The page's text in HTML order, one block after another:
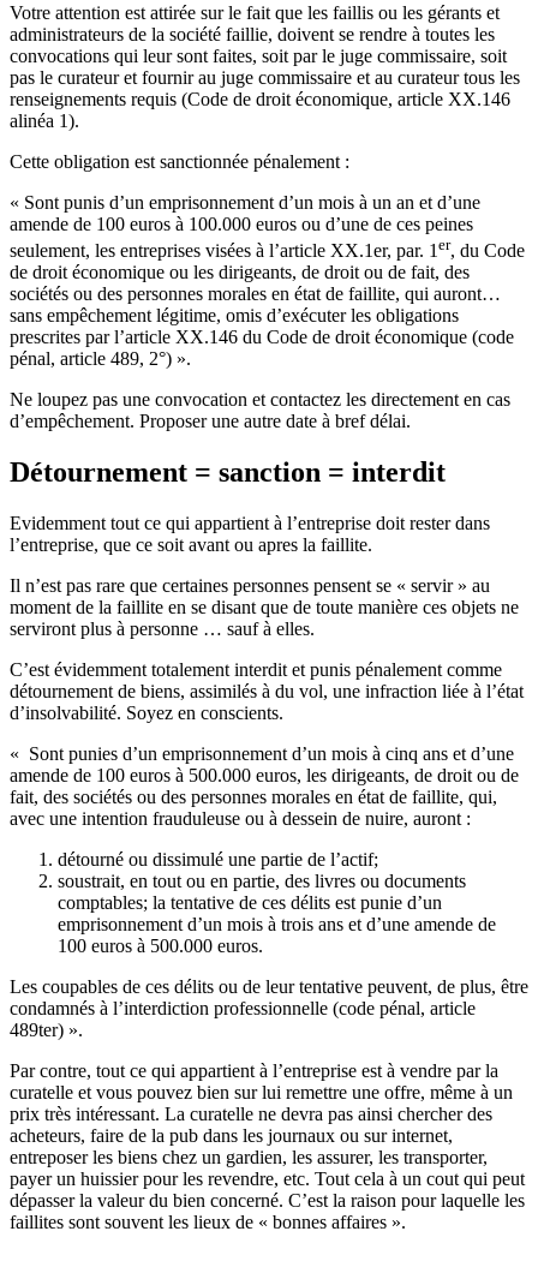
Votre attention est attirée sur le fait que les faillis ou les gérants et
administrateurs de la société faillie, doivent se rendre à toutes les
convocations qui leur sont faites, soit par le juge commissaire, soit
pas le curateur et fournir au juge commissaire et au curateur tous les
renseignements requis (Code de droit économique, article XX.146
alinéa 1).
Cette obligation est sanctionnée pénalement :
« Sont punis d’un emprisonnement d’un mois à un an et d’une
amende de 100 euros à 100.000 euros ou d’une de ces peines
seulement, les entreprises visées à l’article XX.1er, par. 1 er, du Code
de droit économique ou les dirigeants, de droit ou de fait, des
sociétés ou des personnes morales en état de faillite, qui auront…
sans empêchement légitime, omis d’exécuter les obligations
prescrites par l’article XX.146 du Code de droit économique (code
pénal, article 489, 2°) ».
Ne loupez pas une convocation et contactez les directement en cas
d’empêchement. Proposer une autre date à bref délai.
Détournement = sanction = interdit
Evidemment tout ce qui appartient à l’entreprise doit rester dans
l’entreprise, que ce soit avant ou apres la faillite.
Il n’est pas rare que certaines personnes pensent se « servir » au
moment de la faillite en se disant que de toute manière ces objets ne
serviront plus à personne … sauf à elles.
C’est évidemment totalement interdit et punis pénalement comme
détournement de biens, assimilés à du vol, une infraction liée à l’état
d’insolvabilité. Soyez en conscients.
« Sont punies d’un emprisonnement d’un mois à cinq ans et d’une
amende de 100 euros à 500.000 euros, les dirigeants, de droit ou de
fait, des sociétés ou des personnes morales en état de faillite, qui,
avec une intention frauduleuse ou à dessein de nuire, auront :
détourné ou dissimulé une partie de l’actif;
soustrait, en tout ou en partie, des livres ou documents
comptables; la tentative de ces délits est punie d’un
emprisonnement d’un mois à trois ans et d’une amende de
100 euros à 500.000 euros.
Les coupables de ces délits ou de leur tentative peuvent, de plus, être
condamnés à l’interdiction professionnelle (code pénal, article
489ter) ».
Par contre, tout ce qui appartient à l’entreprise est à vendre par la
curatelle et vous pouvez bien sur lui remettre une offre, même à un
prix très intéressant. La curatelle ne devra pas ainsi chercher des
acheteurs, faire de la pub dans les journaux ou sur internet,
entreposer les biens chez un gardien, les assurer, les transporter,
payer un huissier pour les revendre, etc. Tout cela à un cout qui peut
dépasser la valeur du bien concerné. C’est la raison pour laquelle les
faillites sont souvent les lieux de « bonnes affaires ».